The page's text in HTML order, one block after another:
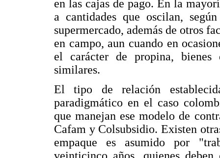
en las cajas de pago. En la
a cantidades que oscilan,
supermercado, además de otros
en campo, aun cuando en
el carácter de propina,
similares.
El tipo de relación
paradigmático en el caso
que manejan ese modelo de
Cafam y Colsubsidio. Existen
empaque es asumido por